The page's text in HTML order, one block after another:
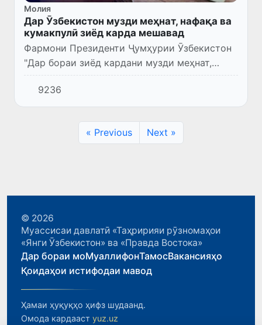
Молия
Дар Ӯзбекистон музди меҳнат, нафақа ва
кумакпулӣ зиёд карда мешавад
Фармони Президенти Ҷумҳурии Ӯзбекистон
"Дар бораи зиёд кардани музди меҳнат,
нафақа ва кумакпулӣ" қабул шуд
9236
« Previous Next »
© 2026
Муассисаи давлатӣ «Таҳририяи рӯзномаҳои
«Янги Ӯзбекистон» ва «Правда Востока»
Дар бораи моМуаллифонТамосВакансияҳо
Қоидаҳои истифодаи мавод
Ҳамаи ҳуқуқҳо ҳифз шудаанд.
Омода кардааст yuz.uz